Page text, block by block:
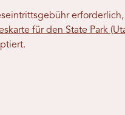
für den State Park